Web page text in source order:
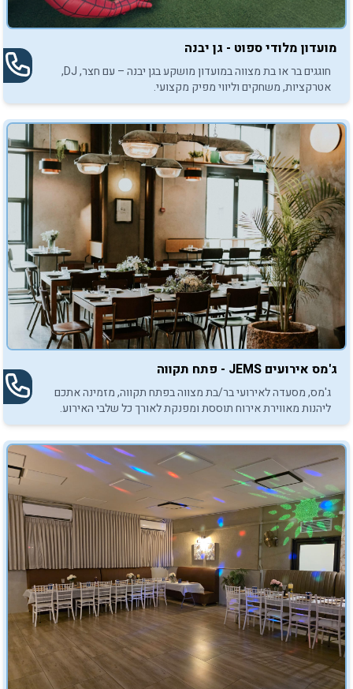
מועדון מלודי ספוט - גן יבנה
חוגגים בר או בת מצווה במועדון מושקע בגן יבנה – עם חצר, DJ,
אטרקציות, משחקים וליווי מפיק מקצועי.
ג'מס אירועים JEMS - פתח תקווה
ג'מס, מסעדה לאירועי בר/בת מצווה בפתח תקווה, מזמינה אתכם
ליהנות מאווירת אירוח תוססת ומפנקת לאורך כל שלבי האירוע.